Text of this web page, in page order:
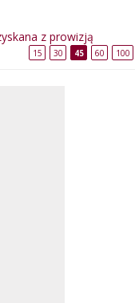
z prowizją
15 30 45 60 100